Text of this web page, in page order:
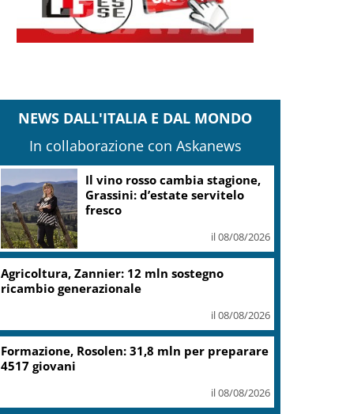
NEWS DALL'ITALIA E DAL MONDO
In collaborazione con Askanews
Il vino rosso cambia stagione,
Grassini: d’estate servitelo
fresco
il 08/08/2026
Agricoltura, Zannier: 12 mln sostegno
ricambio generazionale
il 08/08/2026
Formazione, Rosolen: 31,8 mln per preparare
4517 giovani
il 08/08/2026